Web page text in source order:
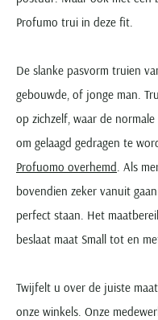
Profumo trui in deze fit.
De slanke pasvorm truien
gebouwde, of jonge man.
op zichzelf, waar de
om gelaagd gedragen te
Profuomo overhemd . Als
bovendien zeker vanuit
perfect staan. Het
beslaat maat Small tot en met
Twijfelt u over de juiste
onze winkels. Onze